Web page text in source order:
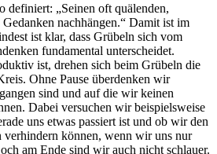
definiert: „Seinen oft quälenden,
nachhängen.“ Damit ist im
ist klar, dass Grübeln sich vom
fundamental unterscheidet.
ist, drehen sich beim Grübeln die
Ohne Pause überdenken wir
sind und auf die wir keinen
Dabei versuchen wir beispielsweise
uns etwas passiert ist und ob wir den
verhindern können, wenn wir uns nur
am Ende sind wir auch nicht schlauer.